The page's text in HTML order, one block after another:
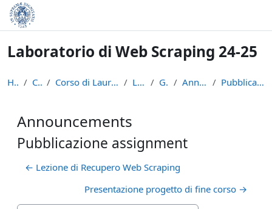
Skip to main content
Laboratorio di Web Scraping 24-25
Home Courses Corso di Laurea in Informatica (L-31) LWS2425 General Announcements Pubblicazione assignment
Announcements
Pubblicazione assignment
← Lezione di Recupero Web Scraping
Presentazione progetto di fine corso →